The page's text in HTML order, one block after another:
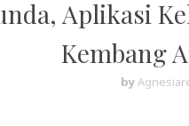
Aplikasi
Kembang
by